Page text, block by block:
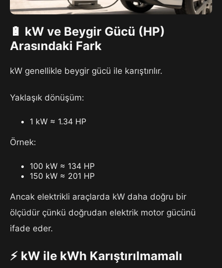
🔋 kW ve Beygir Gücü (HP)
Arasındaki Fark
kW genellikle beygir gücü ile karıştırılır.
Yaklaşık dönüşüm:
1 kW ≈ 1.34 HP
Örnek:
100 kW ≈ 134 HP
150 kW ≈ 201 HP
Ancak elektrikli araçlarda kW daha doğru bir
ölçüdür çünkü doğrudan elektrik motor gücünü
ifade eder.
⚡ kW ile kWh Karıştırılmamalı